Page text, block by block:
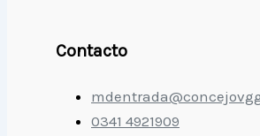
Contacto
0341 4921909